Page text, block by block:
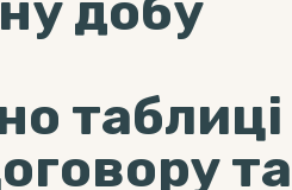
таблиці
та